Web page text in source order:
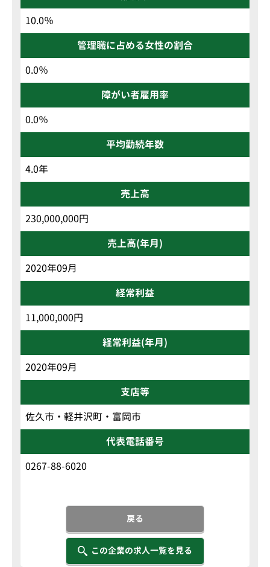
10.0％
管理職に占める女性の割合
0.0％
障がい者雇用率
0.0％
平均勤続年数
4.0年
売上高
230,000,000円
売上高(年月)
2020年09月
経常利益
11,000,000円
経常利益(年月)
2020年09月
支店等
佐久市・軽井沢町・富岡市
代表電話番号
0267-88-6020
戻る
この企業の求人一覧を見る